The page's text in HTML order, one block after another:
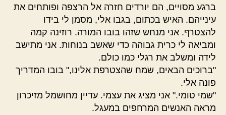
ברגע מסויים, הם יורדים חזרה אל הרצפה ופותחים את
עינייהם. האיש בכתום, בגבו אלי, מסמן לי בידו
להצטרף. אני מנחש שזהו בובו המורה. רוזינה קמה
ומביאה לי כרית גבוהה כדי שאשב בנוחות. אני מתישב
לידה ומשלב את רגלי כמו כולם.
"ברוכים הבאים, שמח שהצטרפת אלינו," בובו המדריך
פונה אלי.
"שמי טומי." אני מציג את עצמי. עדיין מחושמל מזיכרון
מראה האנשים המרחפים במעגל.